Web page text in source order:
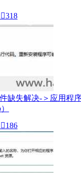
318
缺失解决-＞应用程
186